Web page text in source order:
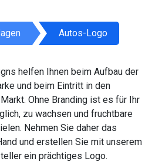
Autos-Logo
helfen Ihnen beim Aufbau der
und beim Eintritt in den
Ohne Branding ist es für Ihr
zu wachsen und fruchtbare
Nehmen Sie daher das
und erstellen Sie mit unserem
ein prächtiges Logo.